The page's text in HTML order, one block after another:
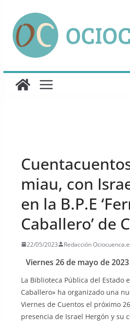
contenido
miau, con
en la B.P.E
Caballero’ de
22/05/2023 Redacción
Viernes 26 de mayo de
La Biblioteca Pública del Estado
Caballero» ha organizado una
Viernes de Cuentos el próximo
presencia de Israel Hergón y su